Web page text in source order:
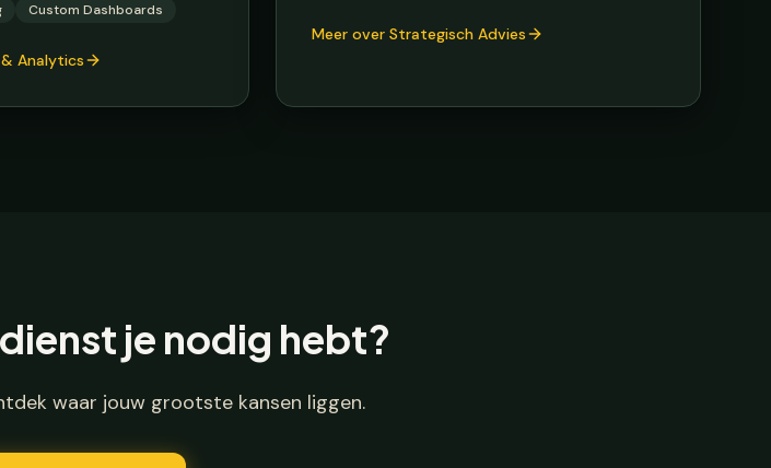
Custom Dashboards
Analytics
Meer over Strategisch Advies
je nodig hebt?
waar jouw grootste kansen liggen.